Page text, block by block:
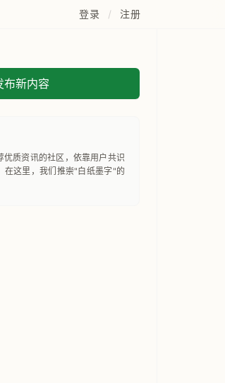
登录 / 注册
布新内容
优质资讯的社区，依靠用户共识
在这里，我们推崇"白纸墨字"的